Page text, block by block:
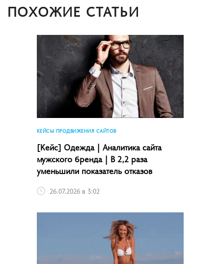
ПОХОЖИЕ СТАТЬИ
КЕЙСЫ ПРОДВИЖЕНИЯ САЙТОВ
[Кейс] Одежда | Аналитика сайта
мужского бренда | В 2,2 раза
уменьшили показатель отказов
26.07.2026 в 3:02